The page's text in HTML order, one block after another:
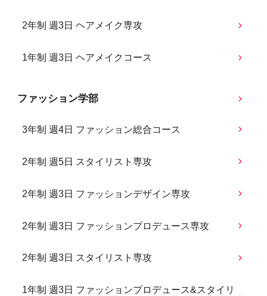
2年制 週3日 ヘアメイク専攻
1年制 週3日 ヘアメイクコース
ファッション学部
3年制 週4日 ファッション総合コース
2年制 週5日 スタイリスト専攻
2年制 週3日 ファッションデザイン専攻
2年制 週3日 ファッションプロデュース専攻
2年制 週3日 スタイリスト専攻
1年制 週3日 ファッションプロデュース&スタイリ